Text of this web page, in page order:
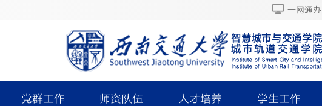
一网通办
党群工作 师资队伍 人才培养 学生工作